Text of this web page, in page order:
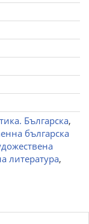
Българска,
българска
литература,